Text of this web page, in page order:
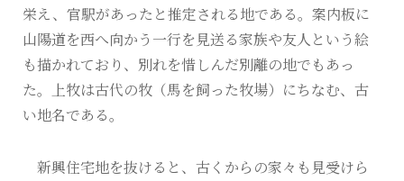
栄え、官駅があったと推定される地である。案内板に
山陽道を西へ向かう一行を見送る家族や友人という絵
も描かれており、別れを惜しんだ別離の地でもあっ
た。上牧は古代の牧（馬を飼った牧場）にちなむ、古
い地名である。
新興住宅地を抜けると、古くからの家々も見受けら